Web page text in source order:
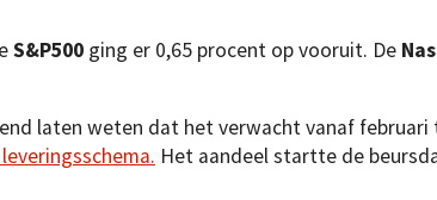
S&P500 ging er 0,65 procent op vooruit. De
laten weten dat het verwacht vanaf februari
Het aandeel startte de